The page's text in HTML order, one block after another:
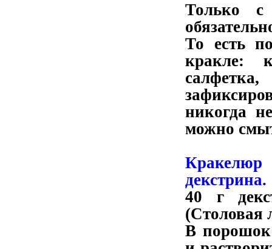
Только
То есть
кракле:
никогда
можно
декстрина.
40 г
(Столовая
В порошок